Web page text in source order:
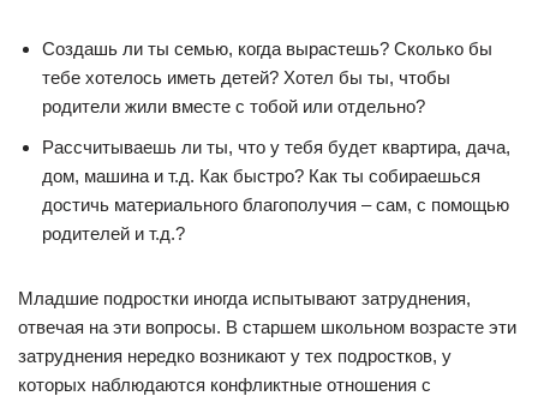
Создашь ли ты семью, когда вырастешь? Сколько бы
тебе хотелось иметь детей? Хотел бы ты, чтобы
родители жили вместе с тобой или отдельно?
Рассчитываешь ли ты, что у тебя будет квартира, дача,
дом, машина и т.д. Как быстро? Как ты собираешься
достичь материального благополучия – сам, с помощью
родителей и т.д.?
Младшие подростки иногда испытывают затруднения,
отвечая на эти вопросы. В старшем школьном возрасте эти
затруднения нередко возникают у тех подростков, у
которых наблюдаются конфликтные отношения с